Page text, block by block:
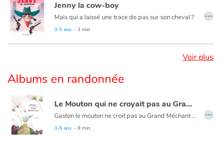
Blog
Par thématique
Rencontres et témoignages
Contes d'ici et d'ailleurs
Jenny la cow-boy
Mais qui a laissé une trace de pas sur son cheval ?
3-5 ans - 3 min
…
Voir plus
Albums en randonnée
Le Mouton qui ne croyait pas au Grand Méchant Loup
Gaston le mouton ne croit pas au Grand Méchant Loup. N'a-t-il pas écouté les terribles histoires qu'on lui a racontées ? Non, il les connaît très bien mais il n'y croit pas. Après tout, les dragons n'existent pas et pourtant, on raconte des histoires de dragons. C'est décidé, Gaston partira dans les bois pour voir si le loup y est ou s'il n'y est pas.
3-5 ans - 9 min
…